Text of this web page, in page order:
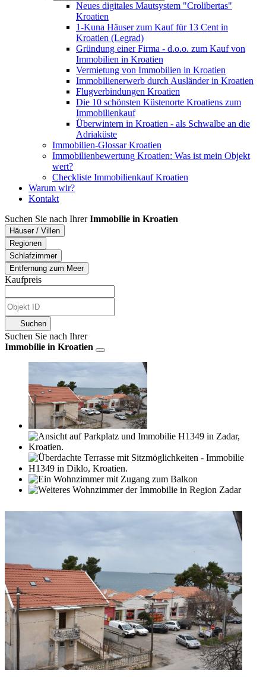
Neues digitales Mautsystem "Crolibertas"
Kroatien
1-Kuna Häuser zum Kauf für 13 Cent in
Kroatien (Legrad)
Gründung einer Firma - d.o.o. zum Kauf von
Immobilien in Kroatien
Vermietung von Immobilien in Kroatien
Immobilienerwerb durch Ausländer in Kroatien
Flugverbindungen Kroatien
Die 10 schönsten Küstenorte Kroatiens zum
Immobilienkauf
Überwintern in Kroatien - als Schwalbe an die
Adriaküste
Immobilien-Glossar Kroatien
Immobilienbewertung Kroatien: Was ist mein Objekt
wert?
Checkliste Immobilienkauf Kroatien
Warum wir?
Kontakt
Suchen Sie nach IhrerImmobilie in Kroatien
Häuser / Villen
Regionen
Schlafzimmer
Entfernung zum Meer
Kaufpreis
Suchen
Suchen Sie nach Ihrer
Immobilie in Kroatien